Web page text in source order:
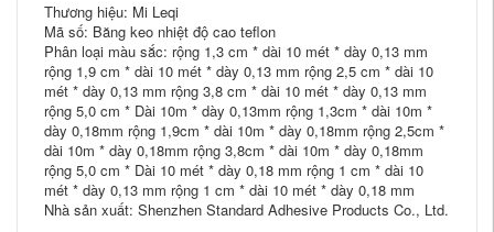
Thương hiệu: Mi Leqi
Mã số: Băng keo nhiệt độ cao teflon
Phân loại màu sắc: rộng 1,3 cm * dài 10 mét * dày 0,13 mm
rộng 1,9 cm * dài 10 mét * dày 0,13 mm rộng 2,5 cm * dài 10
mét * dày 0,13 mm rộng 3,8 cm * dài 10 mét * dày 0,13 mm
rộng 5,0 cm * Dài 10m * dày 0,13mm rộng 1,3cm * dài 10m *
dày 0,18mm rộng 1,9cm * dài 10m * dày 0,18mm rộng 2,5cm *
dài 10m * dày 0,18mm rộng 3,8cm * dài 10m * dày 0,18mm
rộng 5,0 cm * Dài 10 mét * dày 0,18 mm rộng 1 cm * dài 10
mét * dày 0,13 mm rộng 1 cm * dài 10 mét * dày 0,18 mm
Nhà sản xuất: Shenzhen Standard Adhesive Products Co., Ltd.